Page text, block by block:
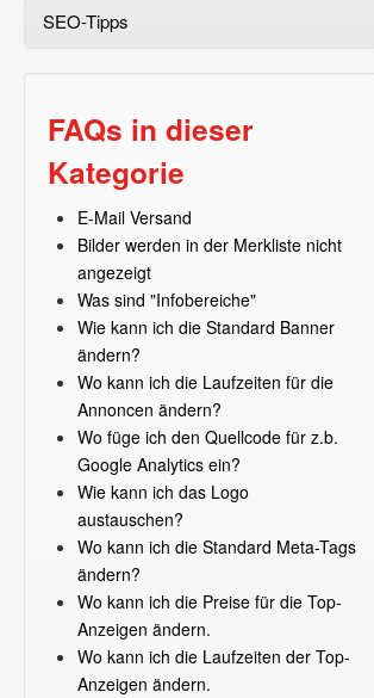
SEO-Tipps
FAQs in dieser
Kategorie
E-Mail Versand
Bilder werden in der Merkliste nicht
angezeigt
Was sind "Infobereiche"
Wie kann ich die Standard Banner
ändern?
Wo kann ich die Laufzeiten für die
Annoncen ändern?
Wo füge ich den Quellcode für z.b.
Google Analytics ein?
Wie kann ich das Logo
austauschen?
Wo kann ich die Standard Meta-Tags
ändern?
Wo kann ich die Preise für die Top-
Anzeigen ändern.
Wo kann ich die Laufzeiten der Top-
Anzeigen ändern.